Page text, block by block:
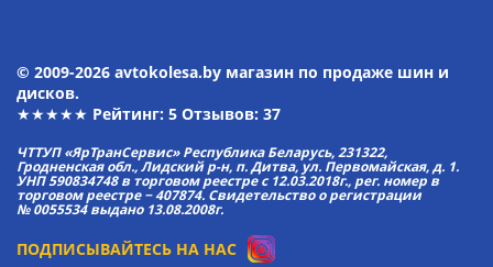
© 2009-2026 avtokolesa.by магазин по продаже шин и
дисков.
★★★★★ Рейтинг: 5 Отзывов: 37
ЧТТУП «ЯрТранСервис» Республика Беларусь, 231322,
Гродненская обл., Лидский р-н, п. Дитва, ул. Первомайская, д. 1.
УНП 590834748 в торговом реестре с 12.03.2018г., рег. номер в
торговом реестре − 407874. Свидетельство о регистрации
№ 0055534 выдано 13.08.2008г.
ПОДПИСЫВАЙТЕСЬ НА НАС